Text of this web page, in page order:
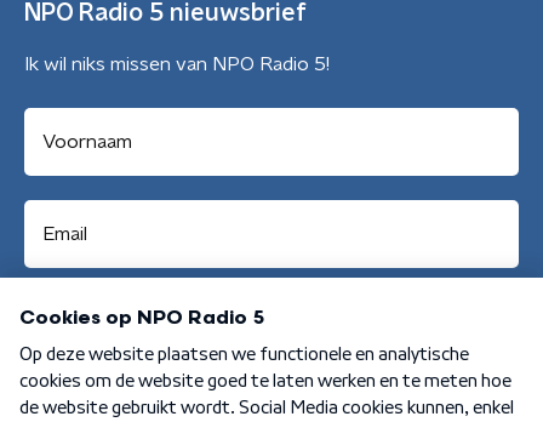
NPO Radio 5 nieuwsbrief
Ik wil niks missen van NPO Radio 5!
Aanmelden